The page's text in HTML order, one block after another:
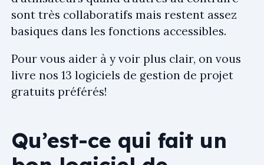
sont très collaboratifs mais restent assez
basiques dans les fonctions accessibles.
Pour vous aider à y voir plus clair, on vous
livre nos 13 logiciels de gestion de projet
gratuits préférés!
Qu’est-ce qui fait un